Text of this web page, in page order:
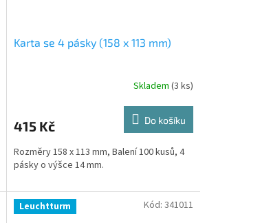
Karta se 4 pásky (158 x 113 mm)
Skladem (3 ks)
415 Kč Do košíku
Rozměry 158 x 113 mm, Balení 100 kusů, 4
pásky o výšce 14 mm.
Leuchtturm Kód: 341011